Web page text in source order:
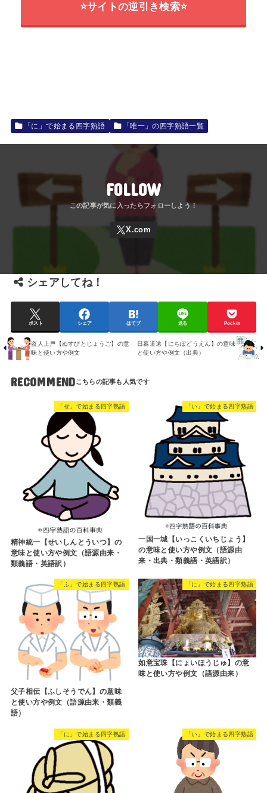
⭐サイトの逆引き検索⭐
「に」で始まる四字熟語 「唯一」の四字熟語一覧
FOLLOW
シェアしてね！
ポスト シェア はてブ 送る Pocket
盗人上戸【ぬすびとじょうご】の意
味と使い方や例文
日暮道遠【にちぼどうえん】の意味
と使い方や例文（出典）
RECOMMEND
「せ」で始まる四字熟語
精神統一【せいしんとういつ】の
意味と使い方や例文（語源由来・
類義語・英語訳）
「い」で始まる四字熟語
一国一城【いっこくいちじょう】
の意味と使い方や例文（語源由
来・出典・類義語・英語訳）
「ふ」で始まる四字熟語
父子相伝【ふしそうでん】の意味
と使い方や例文（語源由来・類義
語）
「に」で始まる四字熟語
如意宝珠【にょいほうじゅ】の意
味と使い方や例文（語源由来）
「に」で始まる四字熟語 「い」で始まる四字熟語